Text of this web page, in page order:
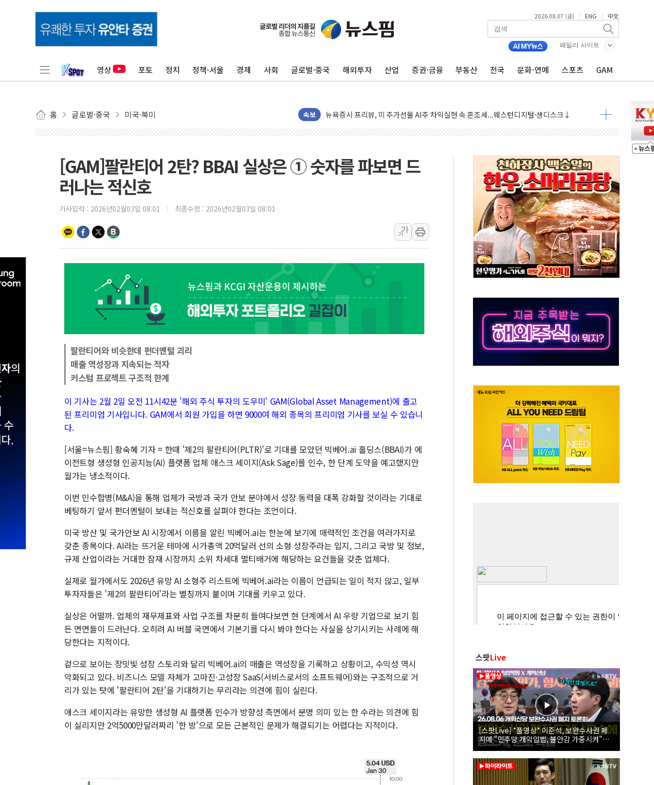
2026.08.07 (금) | ENG | 中文
패밀리 사이트
영상 포토 정치 정책·서울 경제 사회 글로벌·중국 해외투자 산업 증권·금융 부동산 전국 문화·연예 스포츠 GAM
홈 글로벌·중국 미국·북미 속보
유럽증시, 견조한 실적 소화하며 대부분 상승… "2분기 기업 순이익 21% 증가" 전망
리투아니아 국방 "러, 우크라 드론으로 나토 회원국 공격 검토… 거짓 깃발 작전"
뉴욕증시 개장 전 특징주...모더나·아이온큐·도어대시↑ VS 샌디스크·피그마·앱러빈↓
청와대, 북한 단거리 탄도미사일 발사에 긴급 안보 점검회의
금값 7주 만에 최고…美 고용 둔화·호르무즈 재개방 기대에 강세
러, 1인칭시점 드론으로 우크라 민간인 '사파리' 공격… 시민들 공포감 극대화 전략
[베트남 증시] 지수 하락 속 'DGC' 임시 주총 기대감에 홀로 상한가…마진 잔액은 사상 최고
'월가의 황제' 다이먼 "금융시장 레버리지 위험수위…숨은 차입이 더 큰 변수"
양주 섬유염색공장서 화재 1명 중상…대응 1단계 진압 중
김정관 산업부 장관 "주 52시간 손봐야, 경쟁상대 中과 비교해야"
해군 1함대 창설 80주년…지역과 함께하는 '선봉'의 대민 봉사
[3보] 북, 원산서 동해로 단거리 탄도미사일 1발 발사… 올해 10번째·42일 만 도발
우크라 드론 전술, 중남미 콜롬비아에 새 안보 위기… 반군·마약카르텔이 습득해 전투 활용
동해해경, 독도 해상서 부유물 감긴 어선 구조
주한미군 "오산기지 누출, 백린 아닌 무해한 표면 부식 물질"
구미 폐염산처리업체서 불 2시간30여분만에 진화...외국인 노동자 숨져
[GAM]팔란티어 2탄? BBAI 실상은 ① 숫자를 파보면 드
러나는 적신호
기사입력 : 2026년02월03일 08:01 최종수정 : 2026년02월03일 08:01
가
가
팔란티어와 비슷한데 펀더멘털 괴리
매출 역성장과 지속되는 적자
커스텀 프로젝트 구조적 한계
이 기사는 2월 2일 오전 11시42분 '해외 주식 투자의 도우미' GAM(Global Asset Management)에 출고
된 프리미엄 기사입니다. GAM에서 회원 가입을 하면 9000여 해외 종목의 프리미엄 기사를 보실 수 있습니
다.
[서울=뉴스핌] 황숙혜 기자 = 한때 '제2의 팔란티어(PLTR)'로 기대를 모았던 빅베어.ai 홀딩스(BBAI)가 에
이전트형 생성형 인공지능(AI) 플랫폼 업체 애스크 세이지(Ask Sage)를 인수, 한 단계 도약을 예고했지만
월가는 냉소적이다.
이번 인수합병(M&A)을 통해 업체가 국방과 국가 안보 분야에서 성장 동력을 대폭 강화할 것이라는 기대로
베팅하기 앞서 펀더멘털이 보내는 적신호를 살펴야 한다는 조언이다.
미국 방산 및 국가안보 AI 시장에서 이름을 알린 빅베어.ai는 한눈에 보기에 매력적인 조건을 여러가지로
갖춘 종목이다. AI라는 뜨거운 테마에 시가총액 20억달러 선의 소형 성장주라는 입지, 그리고 국방 및 정보,
규제 산업이라는 거대한 잠재 시장까지 소위 차세대 멀티배거에 해당하는 요건들을 갖춘 업체다.
실제로 월가에서도 2026년 유망 AI 소형주 리스트에 빅베어.ai라는 이름이 언급되는 일이 적지 않고, 일부
투자자들은 '제2의 팔란티어'라는 별칭까지 붙이며 기대를 키우고 있다.
실상은 어떨까. 업체의 재무제표와 사업 구조를 차분히 들여다보면 현 단계에서 AI 우량 기업으로 보기 힘
든 면면들이 드러난다. 오히려 AI 버블 국면에서 기본기를 다시 봐야 한다는 사실을 상기시키는 사례에 해
당한다는 지적이다.
겉으로 보이는 장밋빛 성장 스토리와 달리 빅베어.ai의 매출은 역성장을 기록하고 상황이고, 수익성 역시
악화되고 있다. 비즈니스 모델 자체가 고마진·고성장 SaaS(서비스로서의 소프트웨어)와는 구조적으로 거
리가 있는 탓에 '팔란티어 2탄'을 기대하기는 무리라는 의견에 힘이 실린다.
애스크 세이지라는 유망한 생성형 AI 플랫폼 인수가 방향성 측면에서 분명 의미 있는 한 수라는 의견에 힘
이 실리지만 2억5000만달러짜리 '한 방'으로 모든 근본적인 문제가 해결되기는 어렵다는 지적이다.
스팟Live
[스팟Live] *풀영상* 이준석, 보완수사권 폐
지에 "민주당 개악입법, 불안감 가중시켜"｜
26.08.06 개혁신당 보완수사권 폐지 토론회